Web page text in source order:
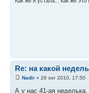
Re: на какой
Nadir » 26 окт 2010, 17:50
А у нас 41-ая